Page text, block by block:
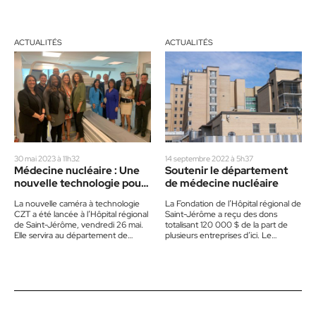
ACTUALITÉS
30 mai 2023 à 11h32
Médecine nucléaire : Une
nouvelle technologie pour
La nouvelle caméra à technologie
CZT a été lancée à l’Hôpital régional
de Saint-Jérôme, vendredi 26 mai.
Elle servira au département de
ACTUALITÉS
14 septembre 2022 à 5h37
Soutenir le département
de médecine nucléaire
La Fondation de l’Hôpital régional de
Saint-Jérôme a reçu des dons
totalisant 120 000 $ de la part de
plusieurs entreprises d’ici. Le